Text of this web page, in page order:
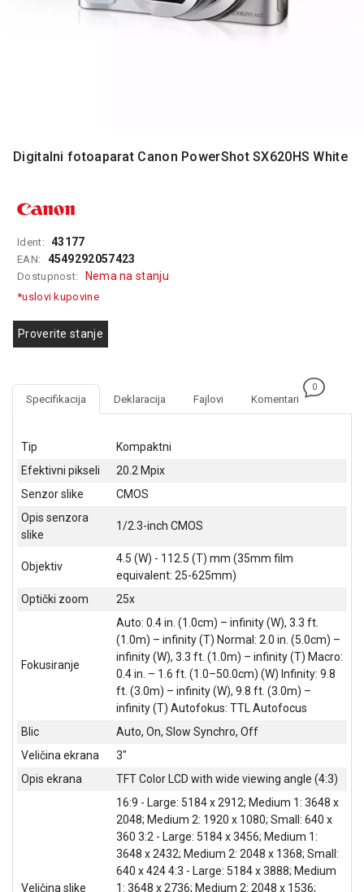
RAČUNARSKE
KOMPONENTE
PERIFERIJE
GAMING
EELEKTRO
ZAŠTITA
SOLARNI
SISTEMI
OPREMA
SKENERI I
FOTOAPARATI
GPS
NADZOR I
SOFTWARE
KANCELARIJSKI
PRIBOR
Digitalni fotoaparat Canon PowerShot SX620HS White
Ident: 43177
EAN: 4549292057423
Dostupnost: Nema na stanju
*uslovi kupovine
Proverite stanje
Specifikacija Deklaracija Fajlovi Komentari
0
Tip
Kompaktni
Efektivni pikseli
20.2 Mpix
Senzor slike
CMOS
Opis senzora
slike
1/2.3-inch CMOS
Objektiv
4.5 (W) - 112.5 (T) mm (35mm film
equivalent: 25-625mm)
Optički zoom
25x
Fokusiranje
Auto: 0.4 in. (1.0cm) – infinity (W), 3.3 ft.
(1.0m) – infinity (T) Normal: 2.0 in. (5.0cm) –
infinity (W), 3.3 ft. (1.0m) – infinity (T) Macro:
0.4 in. – 1.6 ft. (1.0–50.0cm) (W) Infinity: 9.8
ft. (3.0m) – infinity (W), 9.8 ft. (3.0m) –
infinity (T) Autofokus: TTL Autofocus
Blic
Auto, On, Slow Synchro, Off
Veličina ekrana
3"
Opis ekrana
TFT Color LCD with wide viewing angle (4:3)
Veličina slike
16:9 - Large: 5184 x 2912; Medium 1: 3648 x
2048; Medium 2: 1920 x 1080; Small: 640 x
360 3:2 - Large: 5184 x 3456; Medium 1:
3648 x 2432; Medium 2: 2048 x 1368; Small:
640 x 424 4:3 - Large: 5184 x 3888; Medium
1: 3648 x 2736; Medium 2: 2048 x 1536;